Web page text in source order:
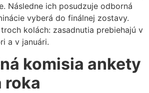
Následne ich posudzuje odborná
vyberá do finálnej zostavy.
kolách: zasadnutia prebiehajú v
a v januári.
komisia ankety
roka